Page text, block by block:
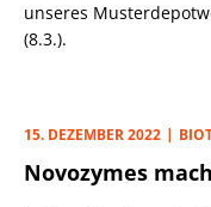
unseres
(8.3.).
15. DEZEMBER 2022
Novozymes